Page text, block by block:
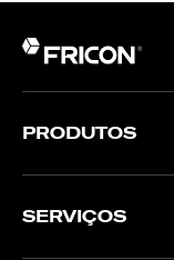
PRODUTOS
SERVIÇOS